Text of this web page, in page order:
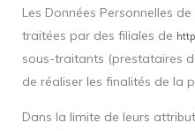
Les Données Personnelles
traitées par des filiales de
sous-traitants (prestataires
de réaliser les finalités de la
Dans la limite de leurs